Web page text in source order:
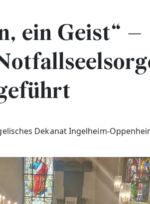
ein Geist“ –
Dekanat Ingelheim-